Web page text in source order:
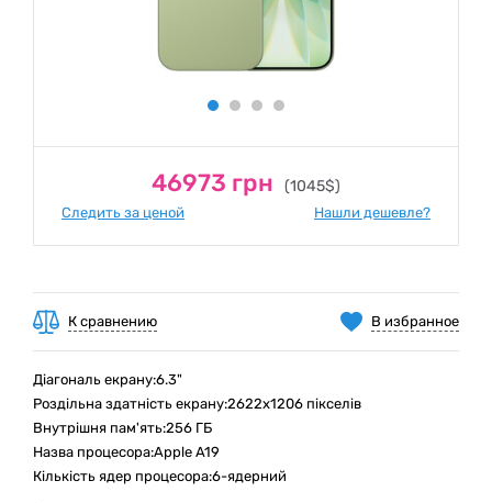
46973 грн (1045$)
Следить за ценой Нашли дешевле?
В избранное
К сравнению
Діагональ екрану:6.3"
Роздільна здатність екрану:2622x1206 пікселів
Внутрішня пам'ять:256 ГБ
Назва процесора:Apple A19
Кількість ядер процесора:6-ядерний